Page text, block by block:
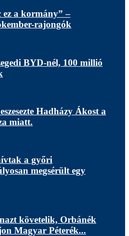
a kormány” –
rajongók
BYD-nél, 100 millió
Hadházy Ákost a
miatt.
a győri
megsérült egy
követelik, Orbánék
Magyar Péterék...